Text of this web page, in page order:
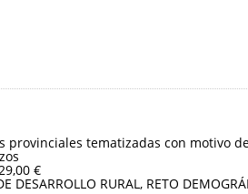
provinciales tematizadas con motivo
€
DESARROLLO RURAL, RETO